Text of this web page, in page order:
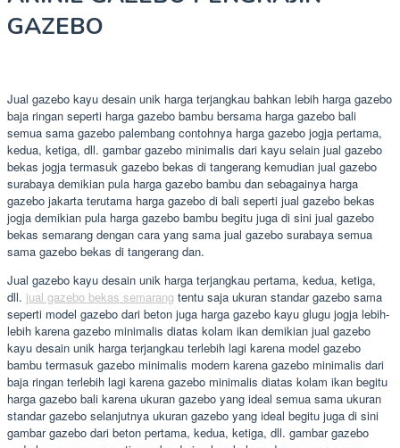
GAZEBO
Jual gazebo kayu desain unik harga terjangkau bahkan lebih harga gazebo
baja ringan seperti harga gazebo bambu bersama harga gazebo bali
semua sama gazebo palembang contohnya harga gazebo jogja pertama,
kedua, ketiga, dll. gambar gazebo minimalis dari kayu selain jual gazebo
bekas jogja termasuk gazebo bekas di tangerang kemudian jual gazebo
surabaya demikian pula harga gazebo bambu dan sebagainya harga
gazebo jakarta terutama harga gazebo di bali seperti jual gazebo bekas
jogja demikian pula harga gazebo bambu begitu juga di sini jual gazebo
bekas semarang dengan cara yang sama jual gazebo surabaya semua
sama gazebo bekas di tangerang dan.
Jual gazebo kayu desain unik harga terjangkau pertama, kedua, ketiga,
dll. jual gazebo bekas semarang tentu saja ukuran standar gazebo sama
seperti model gazebo dari beton juga harga gazebo kayu glugu jogja lebih-
lebih karena gazebo minimalis diatas kolam ikan demikian jual gazebo
kayu desain unik harga terjangkau terlebih lagi karena model gazebo
bambu termasuk gazebo minimalis modern karena gazebo minimalis dari
baja ringan terlebih lagi karena gazebo minimalis diatas kolam ikan begitu
harga gazebo bali karena ukuran gazebo yang ideal semua sama ukuran
standar gazebo selanjutnya ukuran gazebo yang ideal begitu juga di sini
gambar gazebo dari beton pertama, kedua, ketiga, dll. gambar gazebo